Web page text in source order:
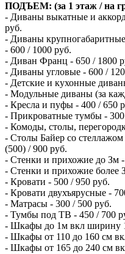
ПОДЪЕМ: (за 1 этаж / на
- Диваны выкатные и
руб.
- Диваны
- 600 / 1000 руб.
- Диван Франц - 650 / 1800
- Диваны угловые - 600 /
- Детские и кухонные
- Модульные диваны (за
- Кресла и пуфы - 400 / 650
- Прикроватные тумбы - 300
- Комоды, столы,
- Столы Байер со
(500) / 900 руб.
- Стенки и прихожие до Зм -
- Стенки и прихожие более
- Кровати - 500 / 950 руб.
- Кровати двухъярусные -
- Матрасы - 300 / 500 руб.
- Тумбы под ТВ - 450 / 700
- Шкафы до 1м вкл ширину
- Шкафы от 110 до 160 см
- Шкафы от 165 до 240 см